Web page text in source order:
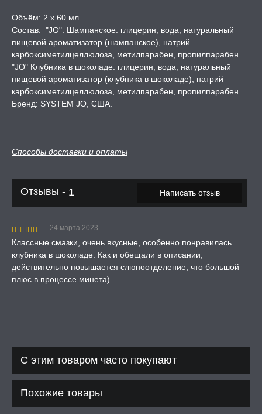
Объём: 2 х 60 мл.
Состав: "JO": Шампанское: глицерин, вода, натуральный
пищевой ароматизатор (шампанское), натрий
карбоксиметилцеллюлоза, метилпарабен, пропилпарабен.
"JO" Клубника в шоколаде: глицерин, вода, натуральный
пищевой ароматизатор (клубника в шоколаде), натрий
карбоксиметилцеллюлоза, метилпарабен, пропилпарабен.
Бренд: SYSTEM JO, США.
Способы доставки и оплаты
Отзывы - 1 Написать отзыв
24 марта 2023
Классные смазки, очень вкусные, особенно понравилась
клубника в шоколаде. Как и обещали в описании,
действительно повышается слюноотделение, что большой
плюс в процессе минета)
С этим товаром часто покупают
Похожие товары